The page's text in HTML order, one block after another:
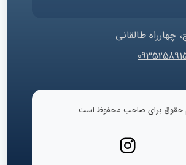
چهارراه طالقانی
حقوق برای صاحب محفوظ است.